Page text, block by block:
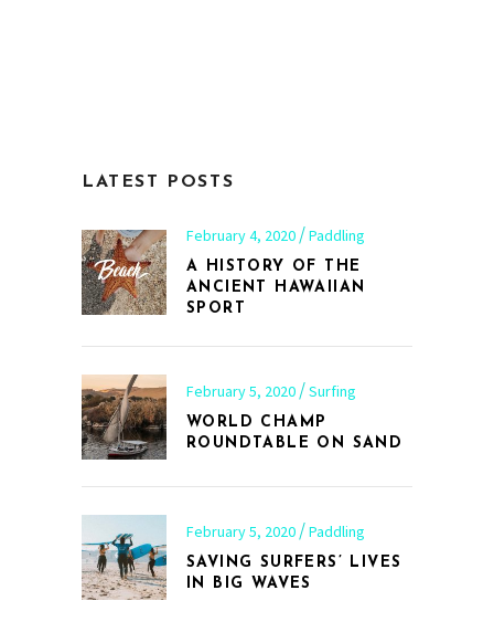
LATEST POSTS
February 4, 2020 Paddling
A HISTORY OF THE
ANCIENT HAWAIIAN
SPORT
February 5, 2020 Surfing
WORLD CHAMP
ROUNDTABLE ON SAND
February 5, 2020 Paddling
SAVING SURFERS’ LIVES
IN BIG WAVES